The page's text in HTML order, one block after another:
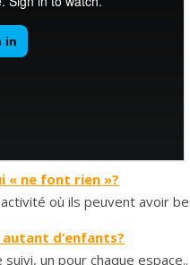
« ne font rien »?
où ils peuvent avoir
d’enfants?
un pour chaque